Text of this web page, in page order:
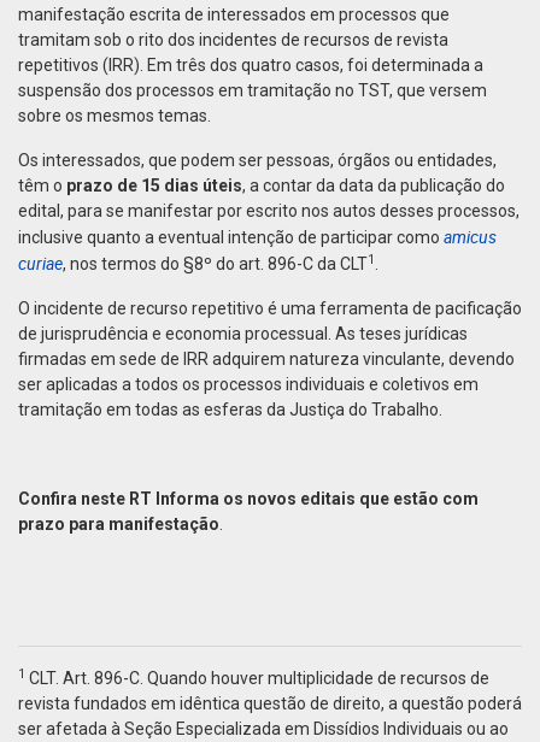
manifestação escrita de interessados em processos que
tramitam sob o rito dos incidentes de recursos de revista
repetitivos (IRR). Em três dos quatro casos, foi determinada a
suspensão dos processos em tramitação no TST, que versem
sobre os mesmos temas.
Os interessados, que podem ser pessoas, órgãos ou entidades,
têm o prazo de 15 dias úteis, a contar da data da publicação do
edital, para se manifestar por escrito nos autos desses processos,
inclusive quanto a eventual intenção de participar como amicus
curiae, nos termos do §8º do art. 896-C da CLT​1
O incidente de recurso repetitivo é uma ferramenta de pacificação
de jurisprudência e economia processual. As teses jurídicas
firmadas em sede de IRR adquirem natureza vinculante, devendo
ser aplicadas a todos os processos individuais e coletivos em
tramitação em todas as esferas da Justiça do Trabalho.
Confira neste RT Informa os novos editais que estão com
prazo para manifestação
1 CLT. Art. 896-C. Quando houver multiplicidade de recursos de
revista fundados em idêntica questão de direito, a questão poderá
ser afetada à Seção Especializada em Dissídios Individuais ou ao